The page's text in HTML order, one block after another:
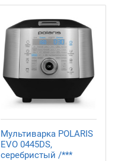
Мультиварка POLARIS
EVO 0445DS,
серебристый /***